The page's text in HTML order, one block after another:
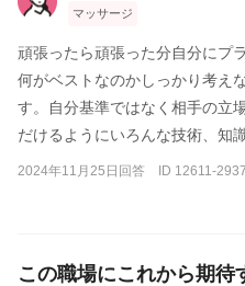
マッサージ
頑張ったら頑張った分自分にプ
何がベストなのかしっかり考え
す。自分基準ではなく相手の立
だけるようにいろんな技術、知
2024年11月25日回答 ID 12611-
この職場にこれから期待